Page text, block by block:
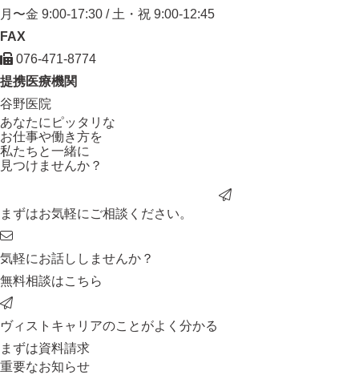
月〜金 9:00-17:30 / 土・祝 9:00-12:45
FAX
076-471-8774
提携医療機関
谷野医院
あなたにピッタリ な
お仕事や働き方を
私たちと一緒に
見つけませんか？
まずはお気軽にご相談ください。
気軽にお話ししませんか？
無料相談はこちら
ヴィストキャリアのことがよく分かる
まずは資料請求
重要なお知らせ